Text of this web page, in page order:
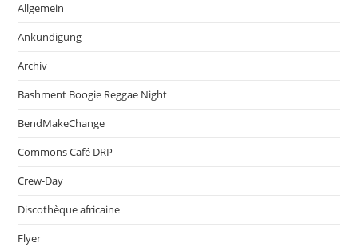
Allgemein
Ankündigung
Archiv
Bashment Boogie Reggae Night
BendMakeChange
Commons Café DRP
Crew-Day
Discothèque africaine
Flyer